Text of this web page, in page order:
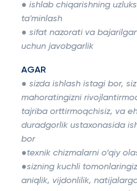
● ishlab chiqarishning
ta'minlash
● sifat nazorati va
uchun javobgarlik
AGAR
● sizda ishlash istagi bor,
mahoratingizni
tajriba orttirmoqchisiz, va
duradgorlik ustaxonasida
bor
●texnik chizmalarni o‘qiy
●sizning kuchli
aniqlik, vijdonlilik,